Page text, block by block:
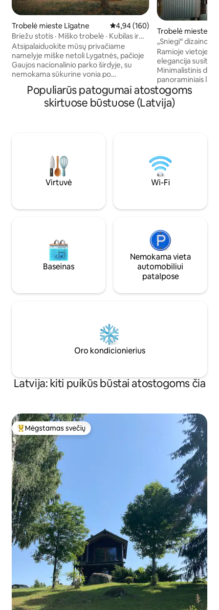
Trobelė mieste Līgatne Vidutinis įvertinimas: 4,94 iš 5,
4,94 (160)
Briežu stotis · Miško trobelė · Kubilas ir
pirtis
Atsipalaiduokite mūsų privačiame
namelyje miške netoli Lygatnės, pačioje
Gaujos nacionalinio parko širdyje, su
nemokama sūkurine vonia po
žvaigždėmis ir privačia pirtimi, kurią
galima užsisakyti už papildomą mokestį.
Puikiai tinka poroms ir gamtos
mylėtojams, ieškantiems atokaus poilsio
kepsninę arba picos krosnį. Puikiai tinka
romantiškoms išvykoms, skaitmeniniam
detoksui ir ramiam poilsiui gamtoje.
Trobelė mieste
„Sniegi“ dizaino
sūkurine vonia
Ramioje vietoje,
elegancija
Minimalistinis
panoraminiais
vaizdas į natūralų
saulę. Tai vieta
atsipalaiduoti ir atgauti
slidinėjimo
biatlono
įskaičiuota į kainą.
anglis(vasarą)
Populiarūs patogumai atostogoms
skirtuose būstuose (Latvija)
Virtuvė Wi-Fi
Baseinas
Nemokama vieta
automobiliui
patalpose
Oro kondicionierius
Latvija: kiti puikūs būstai atostogoms čia
Svečių mėgstamiausias
Mėgstamas svečių